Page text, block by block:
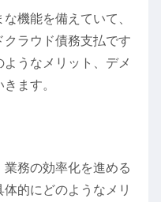
機能を備えていて、
ラウド債務支払です
うなメリット、デメ
ます。
務の効率化を進める
的にどのようなメリ